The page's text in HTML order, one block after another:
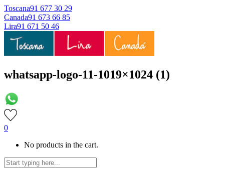
Toscana91 677 30 29
Canada91 673 66 85
Lira91 671 50 46
whatsapp-logo-11-1019×1024 (1)
0
No products in the cart.